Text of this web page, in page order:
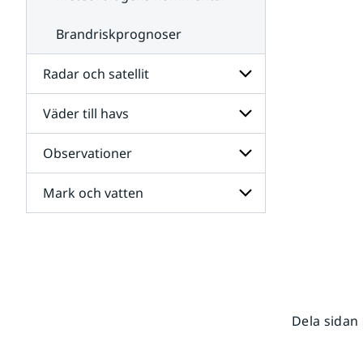
Brandriskprognoser
Radar och satellit
Undersidor
för
Radar
och
satellit
Väder till havs
Undersidor
för
Väder
till
havs
Observationer
Undersidor
för
Mark och vatten
Dela sidan